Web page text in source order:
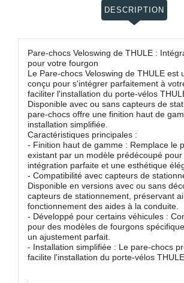
DESCRIPTION
Pare-chocs Veloswing de THULE :
pour votre fourgon
Le Pare-chocs Veloswing de THULE est
conçu pour s'intégrer parfaitement à
faciliter l'installation du porte-vélos
Disponible avec ou sans capteurs de
pare-chocs offre une finition haut de
installation simplifiée.
Caractéristiques principales :
- Finition haut de gamme : Remplace le
existant par un modèle prédécoupé pour
intégration parfaite et une esthétique
- Compatibilité avec capteurs de
Disponible en versions avec ou sans
capteurs de stationnement, préservant
fonctionnement des aides à la conduite.
- Développé pour certains véhicules :
pour des modèles de fourgons
un ajustement parfait.
- Installation simplifiée : Le pare-chocs
facilite l'installation du porte-vélos THULE